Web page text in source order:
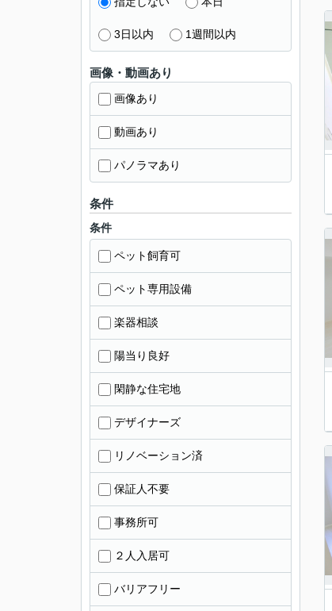
3日以内 1週間以内
画像・動画あり
画像あり
動画あり
パノラマあり
条件
条件
ペット飼育可
ペット専用設備
楽器相談
陽当り良好
閑静な住宅地
デザイナーズ
リノベーション済
保証人不要
事務所可
２人入居可
バリアフリー